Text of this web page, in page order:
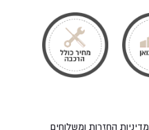
מדיניות החזרות ומשלוחים